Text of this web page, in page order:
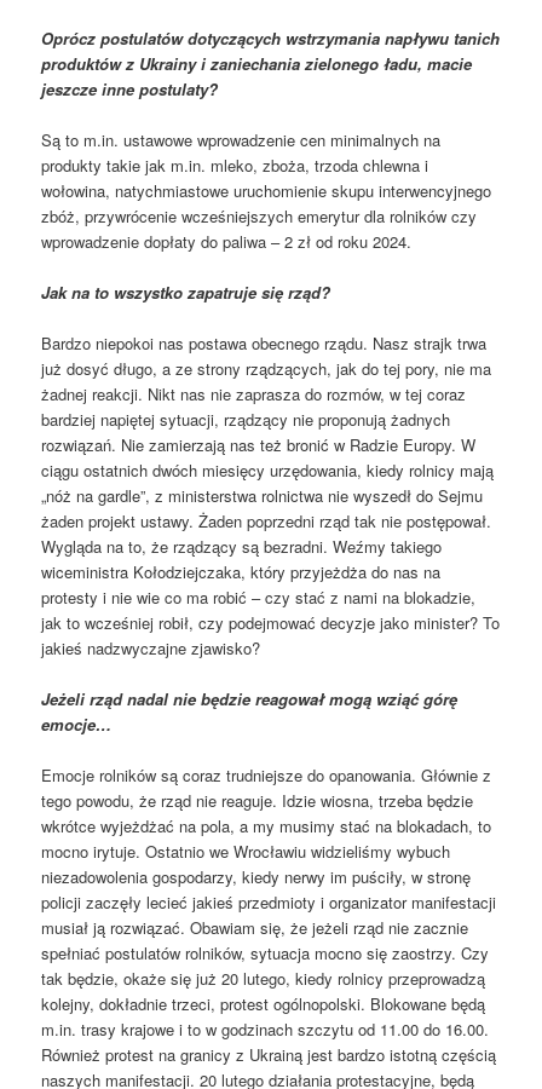
Oprócz postulatów dotyczących wstrzymania napływu tanich
produktów z Ukrainy i zaniechania zielonego ładu, macie
jeszcze inne postulaty?
Są to m.in. ustawowe wprowadzenie cen minimalnych na
produkty takie jak m.in. mleko, zboża, trzoda chlewna i
wołowina, natychmiastowe uruchomienie skupu interwencyjnego
zbóż, przywrócenie wcześniejszych emerytur dla rolników czy
wprowadzenie dopłaty do paliwa – 2 zł od roku 2024.
Jak na to wszystko zapatruje się rząd?
Bardzo niepokoi nas postawa obecnego rządu. Nasz strajk trwa
już dosyć długo, a ze strony rządzących, jak do tej pory, nie ma
żadnej reakcji. Nikt nas nie zaprasza do rozmów, w tej coraz
bardziej napiętej sytuacji, rządzący nie proponują żadnych
rozwiązań. Nie zamierzają nas też bronić w Radzie Europy. W
ciągu ostatnich dwóch miesięcy urzędowania, kiedy rolnicy mają
„nóż na gardle”, z ministerstwa rolnictwa nie wyszedł do Sejmu
żaden projekt ustawy. Żaden poprzedni rząd tak nie postępował.
Wygląda na to, że rządzący są bezradni. Weźmy takiego
wiceministra Kołodziejczaka, który przyjeżdża do nas na
protesty i nie wie co ma robić – czy stać z nami na blokadzie,
jak to wcześniej robił, czy podejmować decyzje jako minister? To
jakieś nadzwyczajne zjawisko?
Jeżeli rząd nadal nie będzie reagował mogą wziąć górę
emocje…
Emocje rolników są coraz trudniejsze do opanowania. Głównie z
tego powodu, że rząd nie reaguje. Idzie wiosna, trzeba będzie
wkrótce wyjeżdżać na pola, a my musimy stać na blokadach, to
mocno irytuje. Ostatnio we Wrocławiu widzieliśmy wybuch
niezadowolenia gospodarzy, kiedy nerwy im puściły, w stronę
policji zaczęły lecieć jakieś przedmioty i organizator manifestacji
musiał ją rozwiązać. Obawiam się, że jeżeli rząd nie zacznie
spełniać postulatów rolników, sytuacja mocno się zaostrzy. Czy
tak będzie, okaże się już 20 lutego, kiedy rolnicy przeprowadzą
kolejny, dokładnie trzeci, protest ogólnopolski. Blokowane będą
m.in. trasy krajowe i to w godzinach szczytu od 11.00 do 16.00.
Również protest na granicy z Ukrainą jest bardzo istotną częścią
naszych manifestacji. 20 lutego działania protestacyjne, będą